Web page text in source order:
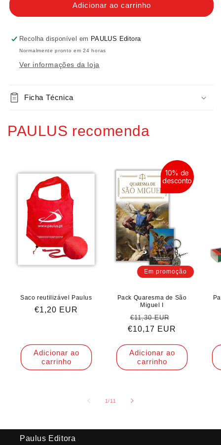
Pack
Bíblia
dos
de
Pack
Bíblia
Adicionar ao carrinho
Recolha disponível em PAULUS Editora
Normalmente pronto em 24 horas
Ver informações da loja
Ficha Técnica
PAULUS recomenda
Saco reutilizável Paulus
Preço
€1,20 EUR
Adicionar ao
carrinho
Em promoção
10% de
desconto
Pack Quaresma de São
Miguel I
Preço
normal
€11,30 EUR
de
€10,17 EUR
Adicionar ao
carrinho
1/de
11
Paulus Editora